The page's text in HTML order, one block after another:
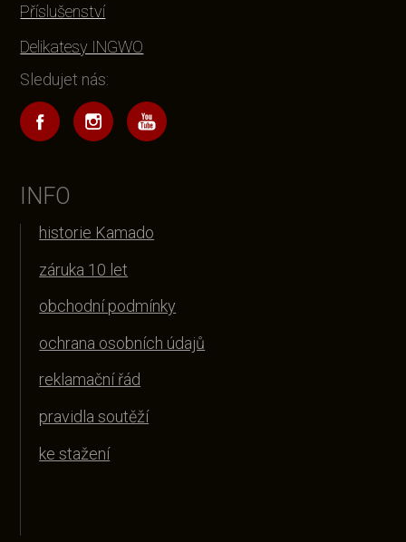
Příslušenství
Delikatesy INGWO
Sledujet nás:
INFO
historie Kamado
záruka 10 let
obchodní podmínky
ochrana osobních údajů
reklamační řád
pravidla soutěží
ke stažení